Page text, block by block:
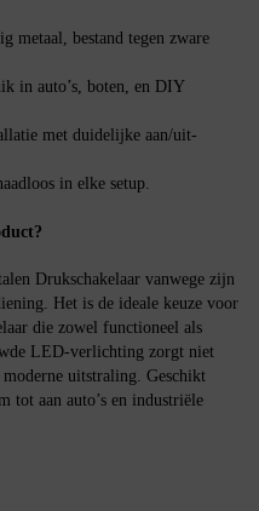
metaal, bestand tegen zware
in auto’s, boten, en DIY
met duidelijke aan/uit-
in elke setup.
Drukschakelaar vanwege zijn
Het is de ideale keuze voor
die zowel functioneel als
LED-verlichting zorgt niet
uitstraling. Geschikt
tot aan auto’s en industriële